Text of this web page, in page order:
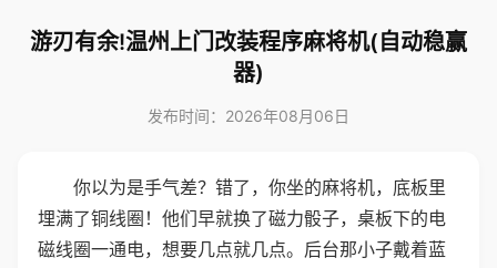
游刃有余!温州上门改装程序麻将机(自动稳赢
器)
发布时间：2026年08月06日
你以为是手气差？错了，你坐的麻将机，底板里
埋满了铜线圈！他们早就换了磁力骰子，桌板下的电
磁线圈一通电，想要几点就几点。后台那小子戴着蓝